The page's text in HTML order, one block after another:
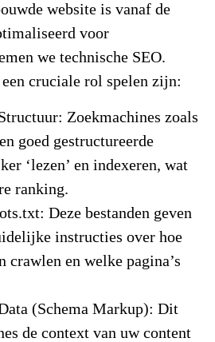
website is vanaf de
voor
we technische SEO.
cruciale rol spelen zijn:
Zoekmachines zoals
goed gestructureerde
‘lezen’ en indexeren, wat
ranking.
Deze bestanden geven
instructies over hoe
crawlen en welke pagina’s
(Schema Markup): Dit
de context van uw content